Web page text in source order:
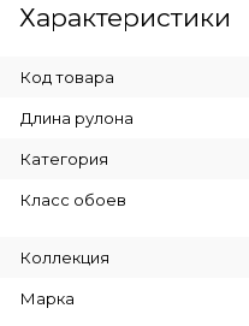
Характеристики
Код товара
Длина рулона
Категория
Класс обоев
Коллекция
Марка